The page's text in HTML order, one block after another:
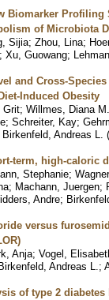
Biomarker Profiling
of Microbiota
Sijia; Zhou, Lina;
; Xu, Guowang;
and Cross-
Induced Obesity
Grit; Willmes, Diana M.
; Schreiter, Kay;
Birkenfeld, Andreas L. (
term, high-caloric
Stephanie;
; Machann, Juergen;
Andre;
versus
Anja; Vogel,
Andreas L. ;
of type 2